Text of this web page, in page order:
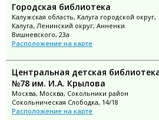
Городская библиотека
Калужская область, Калуга городской округ,
Калуга, Ленинский округ, Анненки
Вишневского, 23а
Расположение на карте
Центральная детская
№78 им. И.А. Крылова
Москва, Москва, Сокольники район
Сокольническая Слободка, 14/18
Расположение на карте